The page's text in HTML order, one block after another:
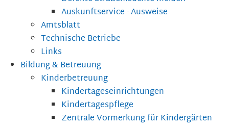
Auskunftservice - Ausweise
Amtsblatt
Technische Betriebe
Links
Bildung & Betreuung
Kinderbetreuung
Kindertageseinrichtungen
Kindertagespflege
Zentrale Vormerkung für Kindergärten